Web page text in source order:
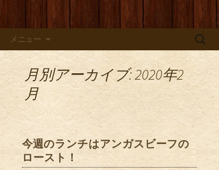
メニュー
検
月別アーカイブ: 2020年2
月
今週のランチはアンガスビーフの
ロースト！